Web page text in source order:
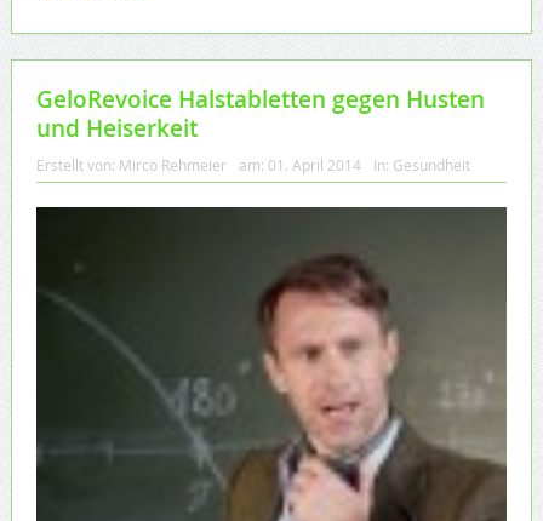
GeloRevoice Halstabletten gegen Husten
und Heiserkeit
Erstellt von: Mirco Rehmeier am: 01. April 2014 In: Gesundheit